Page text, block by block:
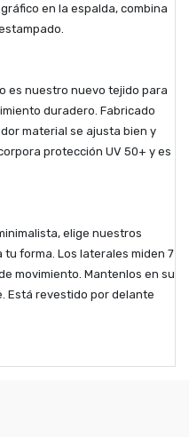
en la espalda, combina
es nuestro nuevo tejido para
duradero. Fabricado
material se ajusta bien y
protección UV 50+ y es
elige nuestros
forma. Los laterales miden 7
movimiento. Mantenlos en su
Está revestido por delante